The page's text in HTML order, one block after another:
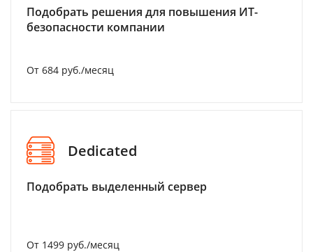
Подобрать решения для повышения ИТ-
безопасности компании
От 684 руб./месяц
Dedicated
Подобрать выделенный сервер
От 1499 руб./месяц